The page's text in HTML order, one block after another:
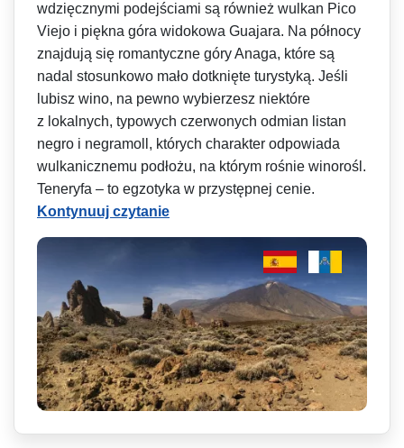
wdzięcznymi podejściami są również wulkan Pico
Viejo i piękna góra widokowa Guajara. Na północy
znajdują się romantyczne góry Anaga, które są
nadal stosunkowo mało dotknięte turystyką. Jeśli
lubisz wino, na pewno wybierzesz niektóre
z lokalnych, typowych czerwonych odmian listan
negro i negramoll, których charakter odpowiada
wulkanicznemu podłożu, na którym rośnie winorośl.
Teneryfa – to egzotyka w przystępnej cenie.
Kontynuuj czytanie